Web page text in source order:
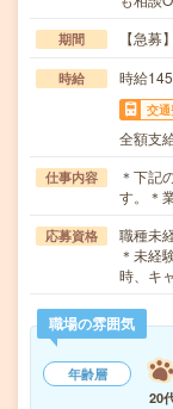
期間 【急
時給 時給
交
全額支
仕事内容
＊下記
す。＊
応募資格
職種未
＊未経
時、キ
職場の雰囲気
年齢層
20